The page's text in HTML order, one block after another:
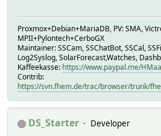
Proxmox+Debian+MariaDB, PV: SMA,
MPII+Pylontech+CerboGX
Maintainer: SSCam, SSChatBot, SSCal,
Log2Syslog, SolarForecast,Watches,
Kaffeekasse: https://www.paypal.me/
Contrib:
https://svn.fhem.de/trac/browser/trunk/
DS_Starter
Developer